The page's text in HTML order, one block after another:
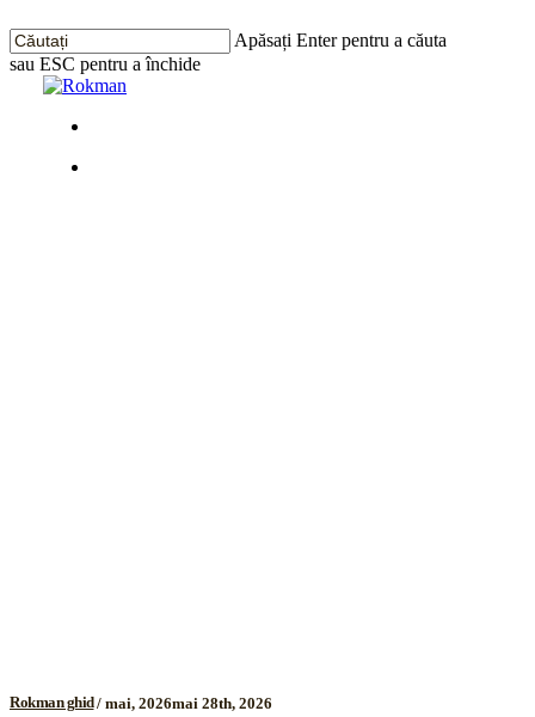
la
conținutul
principal
Apăsați Enter pentru a căuta
sau ESC pentru a închide
Închide
Meniu
Rokman ghid mai, 2026mai 28th, 2026